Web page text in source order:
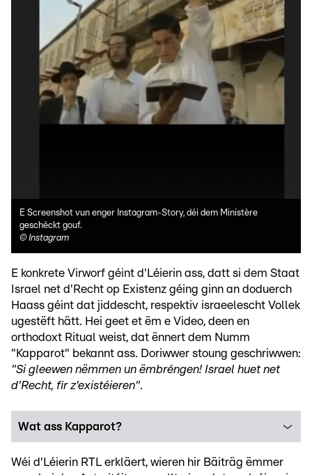
E Screenshot vun enger Instagram-Story, déi dem Ministère
geschéckt gouf.
© Instagram
E konkrete Virworf géint d'Léierin ass, datt si dem Staat
Israel net d'Recht op Existenz géing ginn an doduerch
Haass géint dat jiddescht, respektiv israeelescht Vollek
ugestëft hätt. Hei geet et ëm e Video, deen en
orthodoxt Ritual weist, dat ënnert dem Numm
"Kapparot" bekannt ass. Doriwwer stoung geschriwwen:
"Si gleewen nëmmen un ëmbréngen! Israel huet net
d'Recht, fir z'existéieren".
Wat ass Kapparot?
Wéi d'Léierin RTL erkläert, wieren hir Bäiträg ëmmer